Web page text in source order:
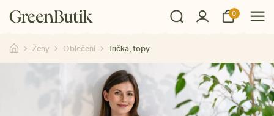
0
Ženy Oblečení Trička, topy